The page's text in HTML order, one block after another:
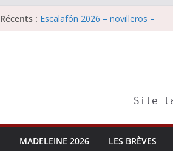
Récents : Escalafón 2026 – novilleros –
Site
MADELEINE 2026 LES BRÈVES